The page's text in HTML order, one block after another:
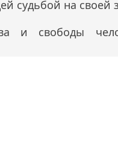
судьбой на своей
и свободы